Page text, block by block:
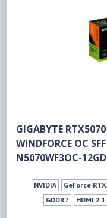
GIGABYTE
WINDFORCE OC
N5070WF3OC-12GD
NVIDIA GeForce
GDDR7
HDMI 2.1